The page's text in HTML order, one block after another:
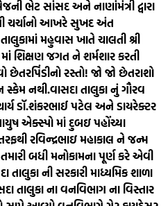
ભેટ સાંસદ અને નાણાંમંત્રી દ્વારા
ચર્ચાનો આખરે સુખદ અંત
મહુવાસ ખાતે ચાલતી શ્રી
શિક્ષણ જગત ને શર્મશાર કરતી
રસ્તો! જો જો છેતરાશો
સ્કેમ નથી.વાસદા તાલુકા નું ગૌરવ
ડૉ.શંકરભાઈ પટેલ અને ડાયરેક્ટર
એક્સ્પો માં દુબઇ પહોંચ્યા
રવિન્દ્રભાઇ મહાકાલ ને જન્મ
બધી મનોકામના પૂર્ણ કરે એવી
તાલુકા ની સરકારી માધ્યમિક શાળા
તાલુકા ના વનવિભાગ ના વિસ્તાર